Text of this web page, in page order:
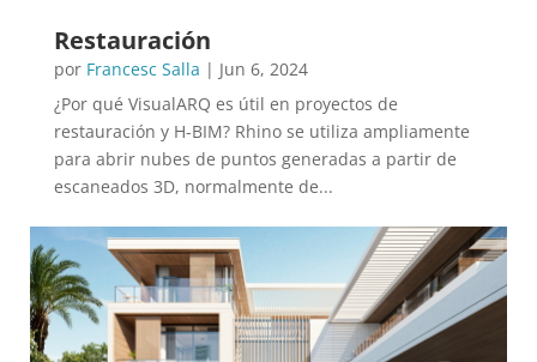
Restauración
por Francesc Salla | Jun 6, 2024
¿Por qué VisualARQ es útil en proyectos de
restauración y H-BIM? Rhino se utiliza ampliamente
para abrir nubes de puntos generadas a partir de
escaneados 3D, normalmente de...